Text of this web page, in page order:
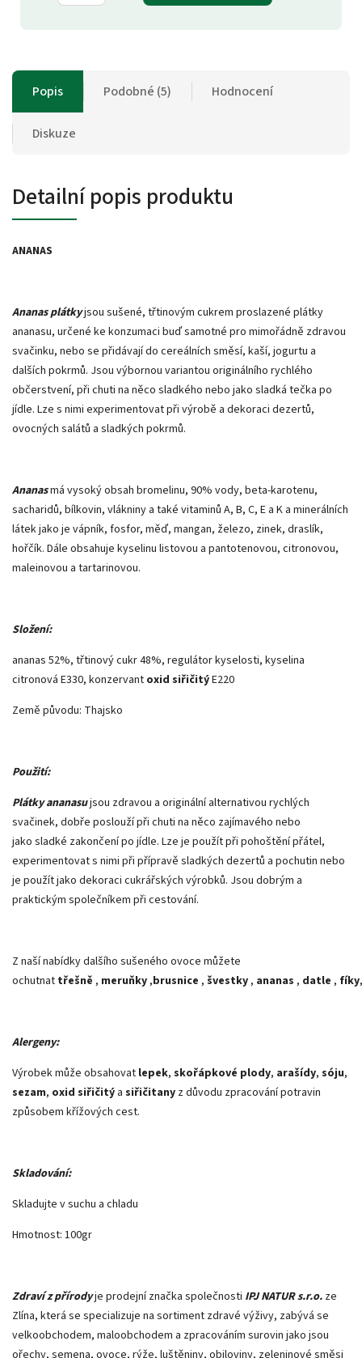
Popis Podobné (5) Hodnocení
Diskuze
Detailní popis produktu
ANANAS
Ananas plátkyjsou sušené, třtinovým cukrem proslazené plátky
ananasu, určené ke konzumaci buď samotné pro mimořádně zdravou
svačinku, nebo se přidávají do cereálních směsí, kaší, jogurtu a
dalších pokrmů. Jsou výbornou variantou originálního rychlého
občerstvení, při chuti na něco sladkého nebo jako sladká tečka po
jídle. Lze s nimi experimentovat při výrobě a dekoraci dezertů,
ovocných salátů a sladkých pokrmů.
Ananasmá vysoký obsah bromelinu, 90% vody, beta-karotenu,
sacharidů, bílkovin, vlákniny a také vitaminů A, B, C, E a K a minerálních
látek jako je vápník, fosfor, měď, mangan, železo, zinek, draslík,
hořčík. Dále obsahuje kyselinu listovou a pantotenovou, citronovou,
maleinovou a tartarinovou.
Složení:
ananas 52%, třtinový cukr 48%, regulátor kyselosti, kyselina
citronová E330, konzervant oxid siřičitýE220
Země původu: Thajsko
Použití:
Plátky ananasujsou zdravou a originální alternativou rychlých
svačinek, dobře poslouží při chuti na něco zajímavého nebo
jako sladké zakončení po jídle. Lze je použít při pohoštění přátel,
experimentovat s nimi při přípravě sladkých dezertů a pochutin nebo
je použít jako dekoraci cukrářských výrobků. Jsou dobrým a
praktickým společníkem při cestování.
Z naší nabídky dalšího sušeného ovoce můžete
ochutnat třešně , meruňky ,brusnice , švestky , ananas , datle , fíky,
Alergeny:
Výrobek může obsahovat lepek, skořápkové plody, arašídy, sóju,
sezam, oxid siřičitý a siřičitany z důvodu zpracování potravin
způsobem křížových cest.
Skladování:
Skladujte v suchu a chladu
Hmotnost: 100gr
Zdraví z přírodyje prodejní značka společnosti IPJ NATUR s.r.o. ze
Zlína, která se specializuje na sortiment zdravé výživy, zabývá se
velkoobchodem, maloobchodem a zpracováním surovin jako jsou
ořechy, semena, ovoce, rýže, luštěniny, obiloviny, zeleninové směsi